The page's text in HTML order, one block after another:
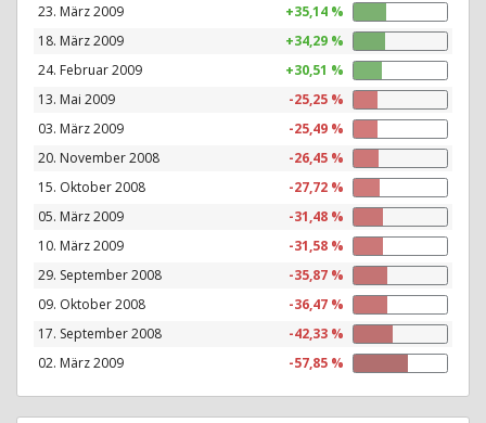
23. März 2009
+35,14 %
18. März 2009
+34,29 %
24. Februar 2009
+30,51 %
13. Mai 2009
-25,25 %
03. März 2009
-25,49 %
20. November 2008
-26,45 %
15. Oktober 2008
-27,72 %
05. März 2009
-31,48 %
10. März 2009
-31,58 %
29. September 2008
-35,87 %
09. Oktober 2008
-36,47 %
17. September 2008
-42,33 %
02. März 2009
-57,85 %